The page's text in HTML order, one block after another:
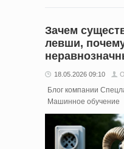
Зачем
левши,
18.05.2026 09:10
Блог компании
Машинное обучение